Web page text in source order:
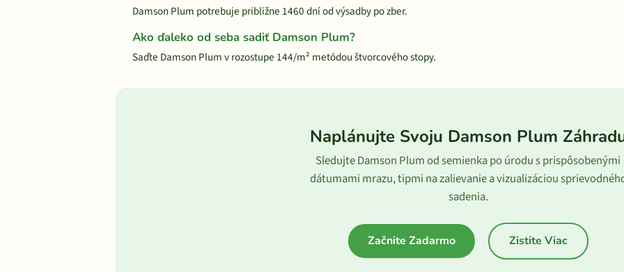
Damson Plum potrebuje približne 1460 dní od výsadby po zber.
Ako ďaleko od seba sadiť Damson Plum?
Saďte Damson Plum v rozostupe 144/m² metódou štvorcového stopy.
Naplánujte Svoju Damson Plum
Sledujte Damson Plum od semienka po úrodu s prispôsobenými
dátumami mrazu, tipmi na zalievanie a vizualizáciou
sadenia.
Začnite Zadarmo Zistite Viac